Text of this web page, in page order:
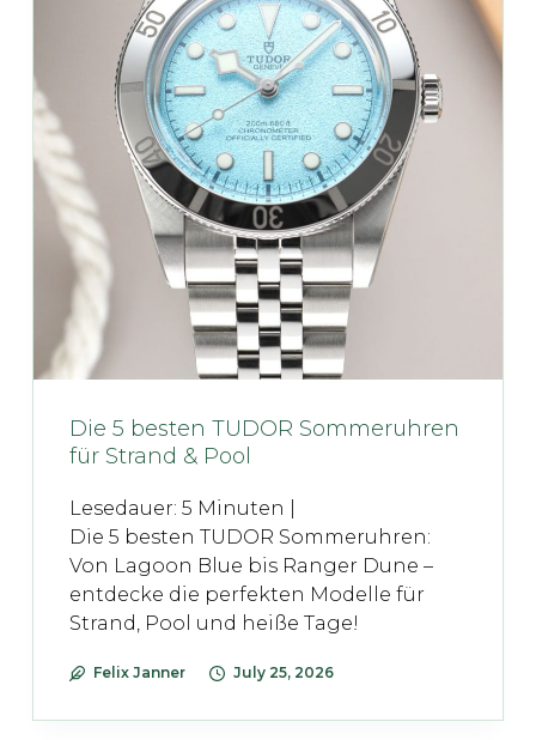
Die 5 besten TUDOR Sommeruhren
für Strand & Pool
Lesedauer: 5 Minuten |
Die 5 besten TUDOR Sommeruhren:
Von Lagoon Blue bis Ranger Dune –
entdecke die perfekten Modelle für
Strand, Pool und heiße Tage!
Felix Janner July 25, 2026